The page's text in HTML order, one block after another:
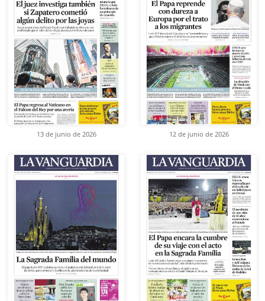
13 de junio de 2026 12 de junio de 2026